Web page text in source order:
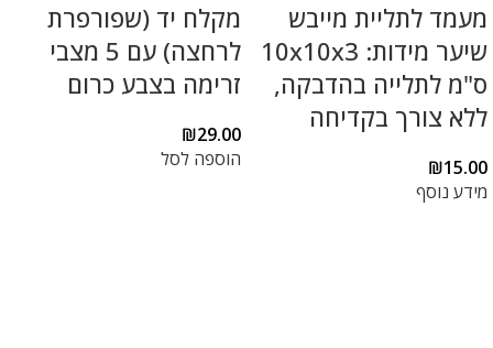
מעמד לתליית מייבש
שיער מידות: 10x10x3
ס"מ לתלייה בהדבקה,
ללא צורך בקדיחה
₪15.00
מידע נוסף
מקלח יד (שפורפרת
לרחצה) עם 5 מצבי
זרימה בצבע כרום
₪29.00
הוספה לסל